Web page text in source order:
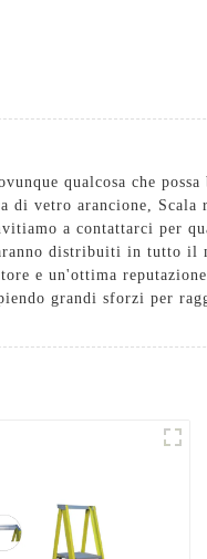
qualcosa che
di vetro arancione Scala
a contattarci per
distribuiti in tutto il
e un'ottima
grandi sforzi per